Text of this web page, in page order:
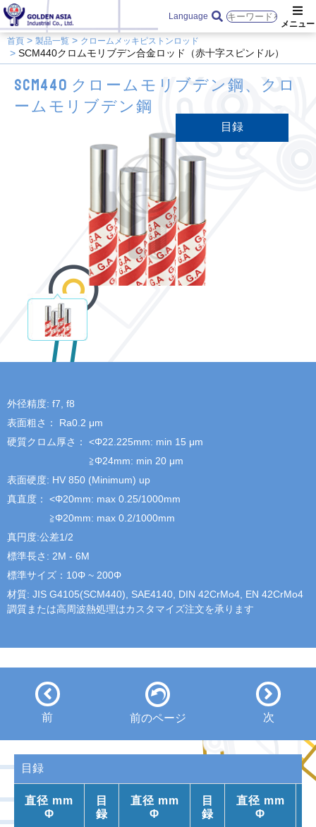
Language
首頁 製品一覧 クロームメッキピストンロッド
SCM440クロムモリブデン合金ロッド（赤十字スピンドル）
SCM440 クロームモリブデン鋼、クロ
ームモリブデン鋼
目録
外径精度: f7, f8
表面粗さ： Ra0.2 μm
硬質クロム厚さ：
<Φ22.225mm: min 15 μm
≧Φ24mm: min 20 μm
表面硬度: HV 850 (Minimum) up
真直度：
<Φ20mm: max 0.25/1000mm
≧Φ20mm: max 0.2/1000mm
真円度:公差1/2
標準長さ: 2M - 6M
標準サイズ：10Φ ~ 200Φ
材質: JIS G4105(SCM440), SAE4140, DIN 42CrMo4, EN 42CrMo4
調質または高周波熱処理はカスタマイズ注文を承ります
前 前のページ 次
目録
直径 mm
Φ
目
録
直径 mm
Φ
目
録
直径 mm
Φ